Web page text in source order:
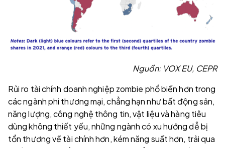
Nguồn: VOX EU, CEPR
Rủi ro tài chính doanh nghiệp zombie phổ biến hơn trong
các ngành phi thương mại, chẳng hạn như bất động sản,
năng lượng, công nghệ thông tin, vật liệu và hàng tiêu
dùng không thiết yếu, những ngành có xu hướng dễ bị
tổn thương về tài chính hơn, kém năng suất hơn, trải qua